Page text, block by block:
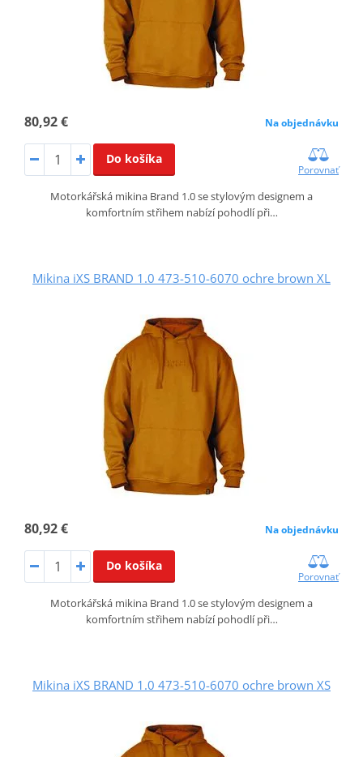
80,92 € Na objednávku
Do košíka
Porovnať
Motorkářská mikina Brand 1.0 se stylovým designem a
komfortním střihem nabízí pohodlí při…
Mikina iXS BRAND 1.0 473-510-6070 ochre brown XL
80,92 € Na objednávku
Do košíka
Porovnať
Motorkářská mikina Brand 1.0 se stylovým designem a
komfortním střihem nabízí pohodlí při…
Mikina iXS BRAND 1.0 473-510-6070 ochre brown XS